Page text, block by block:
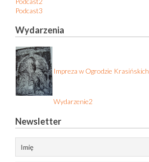
Podcast3
Wydarzenia
Impreza w Ogrodzie Krasińskich
Wydarzenie2
Newsletter